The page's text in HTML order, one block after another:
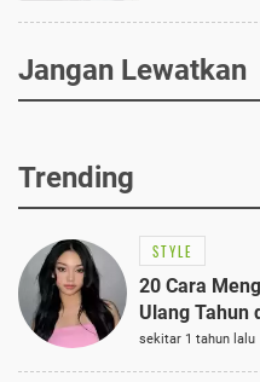
Jangan Lewatkan
Trending
STYLE
20 Cara
Ulang Tahun
Anggun
sekitar 1 tahun lalu